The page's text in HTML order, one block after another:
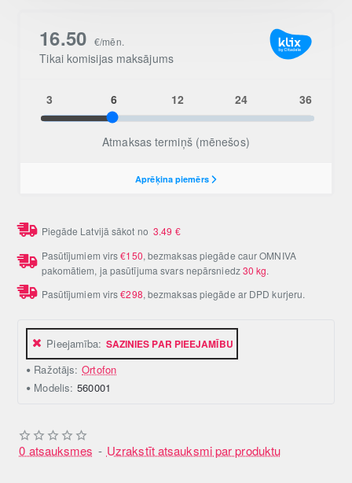
Pieejamība: SAZINIES PAR PIEEJAMĪBU
Ražotājs: Ortofon
Modelis: 560001
0 atsauksmes - Uzrakstīt atsauksmi par produktu
Piegāde Latvijā sākot no3.49 €
Pasūtījumiem virs€150, bezmaksas piegāde caur OMNIVA
pakomātiem, ja pasūtījuma svars nepārsniedz30 kg.
Pasūtījumiem virs€298, bezmaksas piegāde ar DPD kurjeru.